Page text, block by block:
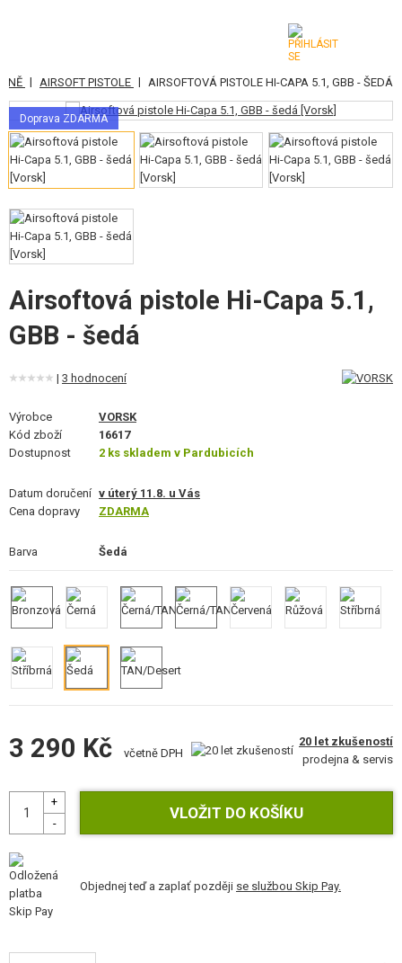
KATEGORIE
AIRSOFTOVÉ ZBRANĚ
VZDUCHOVÉ ZBRANĚ, PRAKY
GRANÁTOMETY, GRANÁTY
KULIČKY, PLYN
AKUMULÁTORY, NABÍJEČKY
ZÁSOBNÍKY, PLNIČKY
BRÝLE, MASKY
VÝSTROJ, UNIFORMY, POUZDRA
MASKOVÁNÍ, BARVY, PÁSKY
VYSÍLAČKY, HEADSETY, KAMERY
SERVIS A ÚDRŽBA ZBRANÍ
SEBEOBRANA, VÝCVIK, NOŽE
OUTDOOR A BUSHCRAFT
STAVEBNICE, MODELY
REKLAMNÍ PŘEDMĚTY
POŠKOZENÉ, POUŽITÉ ZBOŽÍ
| AIRSOFT PISTOLE | AIRSOFTOVÁ PISTOLE HI-CAPA 5.1, GBB - ŠEDÁ
Doprava ZDARMA
Airsoftová pistole Hi-Capa 5.1,
GBB - šedá
| 3 hodnocení
Výrobce
VORSK
Kód zboží
16617
Dostupnost
2 ks skladem v Pardubicích
Datum doručení v úterý 11.8. u Vás
Cena dopravy
ZDARMA
Barva Šedá
3 290 Kč včetně DPH
20 let zkušeností
prodejna & servis
Objednej teď a zaplať později se službou Skip Pay.